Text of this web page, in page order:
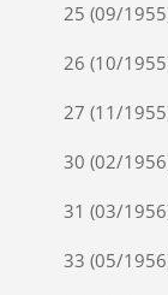
25 (09/
26 (10/
27 (11/
30 (02/
31 (03/
33 (05/